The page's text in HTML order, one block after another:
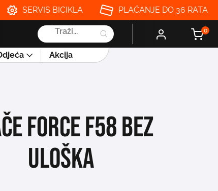
SERVIS BICIKLA PLAĆANJE DO 36 RATA
Products
search
0
Akcija
FORCE F58 BEZ
ULOŠKA